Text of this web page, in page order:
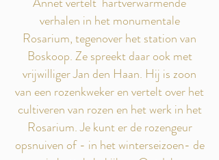
verhalen in het monumentale
Rosarium, tegenover het station van
Boskoop. Ze spreekt daar ook met
vrijwilliger Jan den Haan. Hij is zoon
van een rozenkweker en vertelt over het
cultiveren van rozen en het werk in het
Rosarium. Je kunt er de rozengeur
opsnuiven of - in het winterseizoen- de